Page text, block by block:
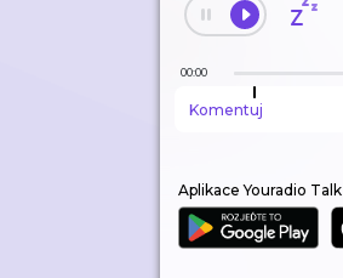
00:00
Komentuj
Aplikace Youradio Talk